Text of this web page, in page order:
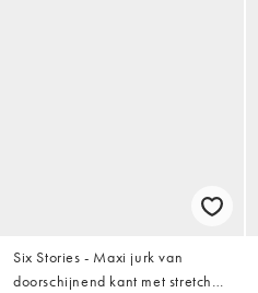
Six Stories - Maxi jurk van
doorschijnend kant met stretch